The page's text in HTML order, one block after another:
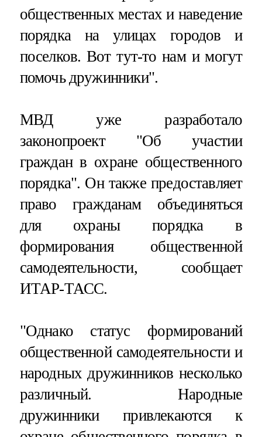
общественных местах и наведение
порядка на улицах городов и
поселков. Вот тут-то нам и могут
помочь дружинники".
МВД уже разработало
законопроект "Об участии
граждан в охране общественного
порядка". Он также предоставляет
право гражданам объединяться
для охраны порядка в
формирования общественной
самодеятельности, сообщает
ИТАР-ТАСС.
"Однако статус формирований
общественной самодеятельности и
народных дружинников несколько
различный. Народные
дружинники привлекаются к